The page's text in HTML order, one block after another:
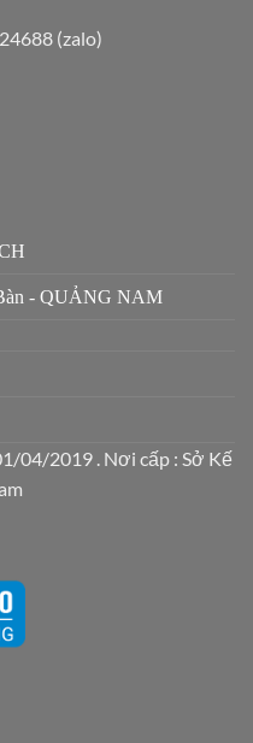
(zalo)
- QUẢNG NAM
04/2019 . Nơi cấp : Sở Kế